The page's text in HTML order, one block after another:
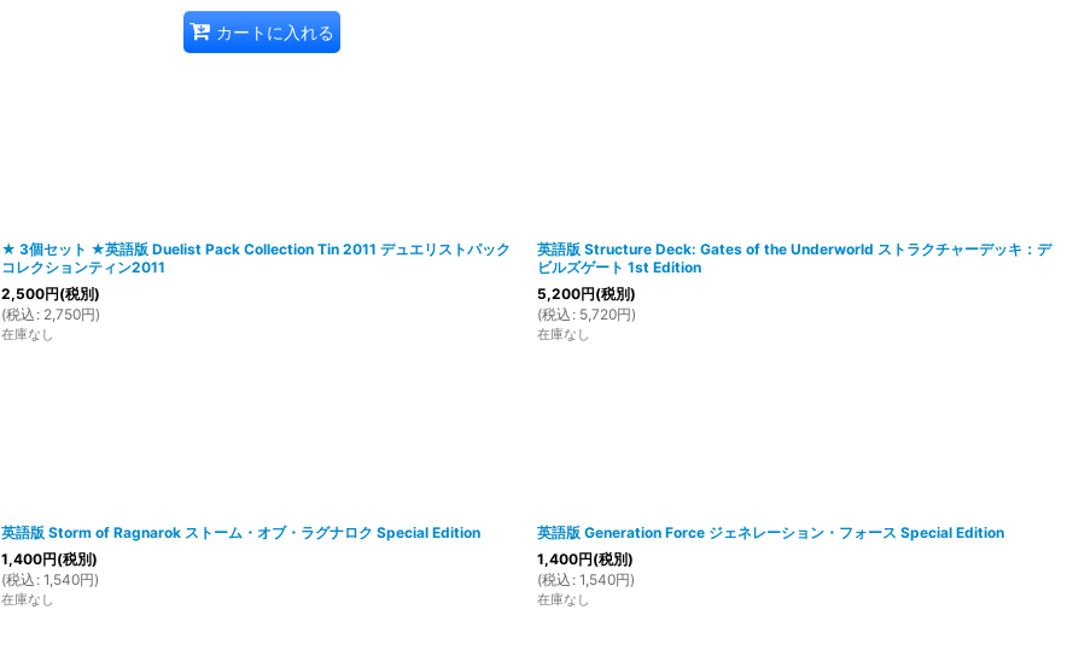
カートに入れる
★ 3個セット ★英語版 Duelist Pack Collection Tin 2011 デュエリストパック
コレクションティン2011
2,500円(税別)
(税込 : 2,750円)
在庫なし
英語版 Structure Deck: Gates of the Underworld ストラクチャーデッキ：デ
ビルズゲート 1st Edition
5,200円(税別)
(税込 : 5,720円)
在庫なし
英語版 Storm of Ragnarok ストーム・オブ・ラグナロク Special Edition
1,400円(税別)
(税込 : 1,540円)
在庫なし
英語版 Generation Force ジェネレーション・フォース Special Edition
1,400円(税別)
(税込 : 1,540円)
在庫なし